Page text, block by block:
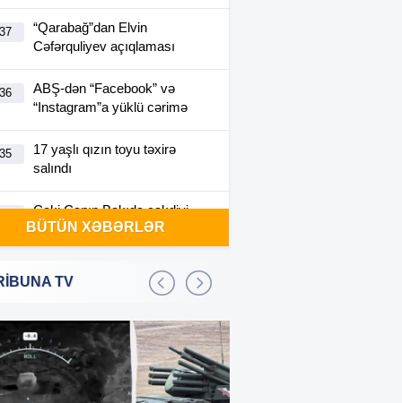
“Qarabağ”dan Elvin
Cəfərquliyev açıqlaması
ABŞ-dən “Facebook” və
“Instagram”a yüklü cərimə
17 yaşlı qızın toyu təxirə
salındı
Ceki Çanın Bakıda çəkdiyi
filmə görə Azərbaycan 1
milyon dollar ödəyə bilər?
Bakıda 2,5 milyon manata
Sərdar Ortaç xəstəxanaya
yerləşdirilib?
BÜTÜN XƏBƏRLƏR
TV